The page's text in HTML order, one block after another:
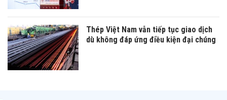
Thép Việt Nam vẫn tiếp tục giao dịch
dù không đáp ứng điều kiện đại chúng